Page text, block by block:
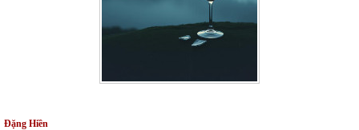
Đặng Hiền